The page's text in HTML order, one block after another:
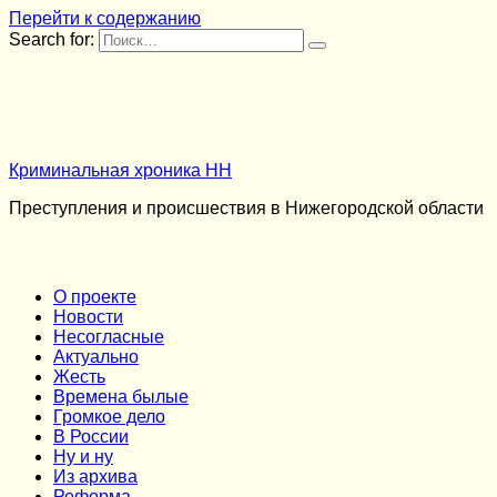
Перейти к содержанию
Search for:
Криминальная хроника НН
Преступления и происшествия в Нижегородской области
О проекте
Новости
Несогласные
Актуально
Жесть
Времена былые
Громкое дело
В России
Ну и ну
Из архива